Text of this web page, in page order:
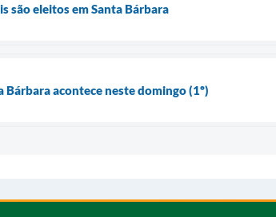
são eleitos em Santa Bárbara
Bárbara acontece neste domingo (1º)